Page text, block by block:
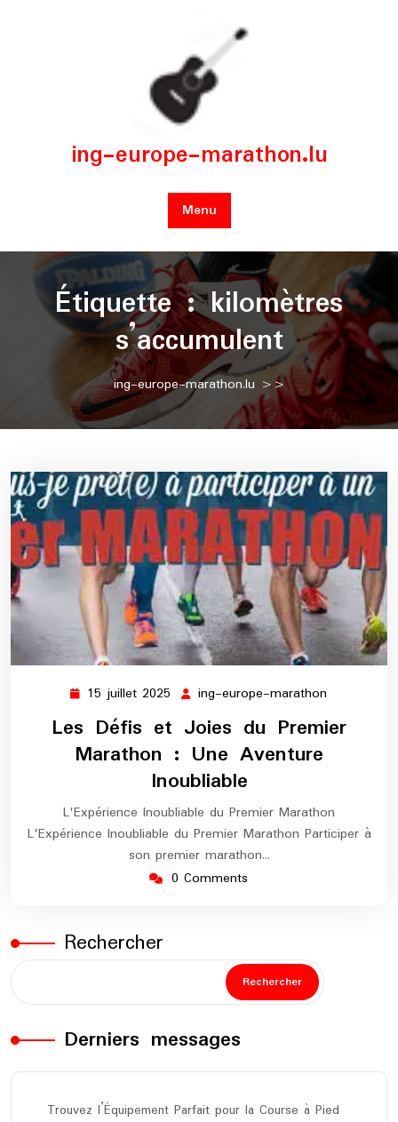
ing-europe-marathon.lu
Menu
Étiquette :kilomètres
s’accumulent
ing-europe-marathon.lu >>
15 juillet 2025 15
juillet
2025
ing-europe-marathon
europe-
marathon
Les Défis et Joies du Premier
Marathon : Une Aventure
Inoubliable
L'Expérience Inoubliable du Premier Marathon
L'Expérience Inoubliable du Premier Marathon Participer à
son premier marathon…
0 Comments
Rechercher
Rechercher
Derniers messages
Trouvez l’Équipement Parfait pour la Course à Pied